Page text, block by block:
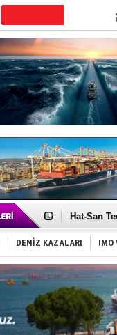
Türk
Hat-San
Med
Tekne, su
Dışişleri
Depo ve
SES
DENİZ KAZALARI IMO